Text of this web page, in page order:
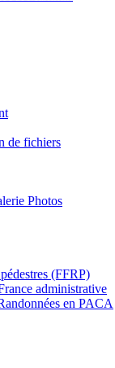
de fichiers
Photos
(FFRP)
administrative
en PACA